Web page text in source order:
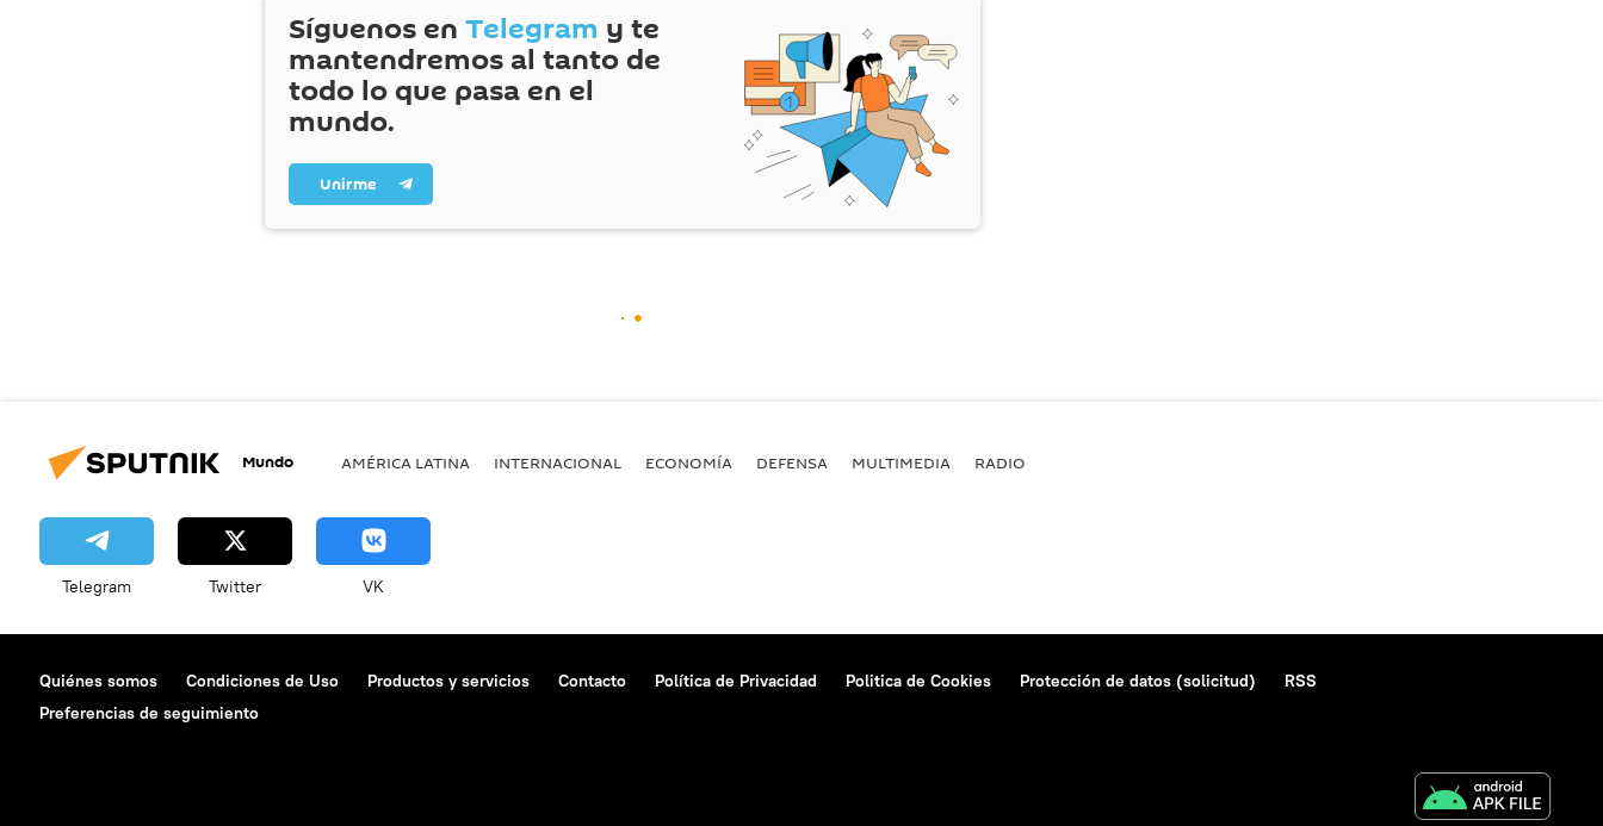
Síguenos en Telegram y te
mantendremos al tanto de
todo lo que pasa en el
mundo.
Unirme
Mundo AMÉRICA LATINA INTERNACIONAL ECONOMÍA DEFENSA MULTIMEDIA RADIO
Telegram Twitter VK
Quiénes somos Condiciones de Uso Productos y servicios Contacto Política de Privacidad Politica de Cookies Protección de datos (solicitud)
RSS
Preferencias de seguimiento